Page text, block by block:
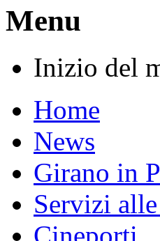
Menu
Inizio del
Home
News
Girano in
Servizi